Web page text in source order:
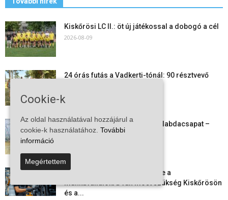
Kiskőrösi LC II.: öt új játékossal a dobogó a cél
2026-08-09
24 órás futás a Vadkerti-tónál: 90 résztvevő
2026-08-09
Megszűnt a kiskőrösi női kézilabdacsapat –
egy korszak ért véget
Aktuális állásajánlatok: ezekre a
munkavállalókra van most szükség Kiskőrösön
és a...
Cookie-k
Az oldal használatával hozzájárul a
cookie-k használatához. További
információ
Megértettem